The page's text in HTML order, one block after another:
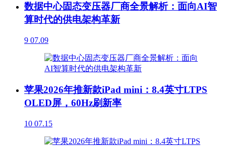
数据中心固态变压器厂商全景解析：面向AI智
算时代的供电架构革新
9 07.09
苹果2026年推新款iPad mini：8.4英寸LTPS
OLED屏，60Hz刷新率
10 07.15